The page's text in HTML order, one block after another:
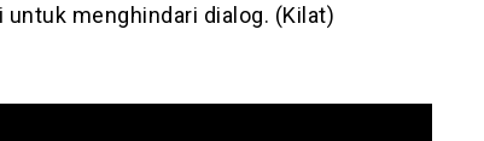
menghindari dialog. (Kilat)